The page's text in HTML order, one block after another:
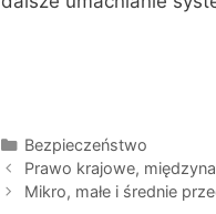
Kategorie
Bezpieczeństwo
Prawo krajowe,
Mikro, małe i średnie